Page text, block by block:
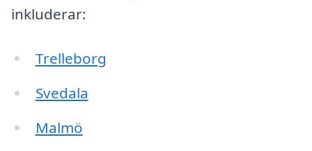
inkluderar:
Trelleborg
Svedala
Malmö